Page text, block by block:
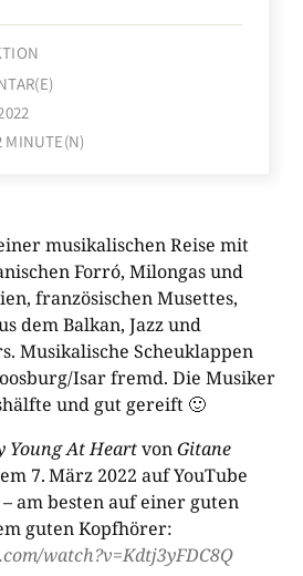
MINUTE(N)
musikalischen Reise mit
Forró, Milongas und
französischen Musettes,
dem Balkan, Jazz und
Musikalische Scheuklappen
Isar fremd. Die Musiker
und gut gereift 🙂
Young At HeartvonGitane
7. März 2022 auf YouTube
am besten auf einer guten
guten Kopfhörer:
watch?v=Kdtj3y­FDC8Q